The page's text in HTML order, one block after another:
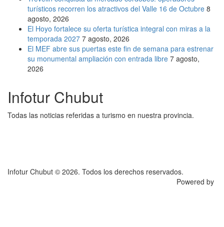
turísticos recorren los atractivos del Valle 16 de Octubre 8
agosto, 2026
El Hoyo fortalece su oferta turística integral con miras a la
temporada 2027 7 agosto, 2026
El MEF abre sus puertas este fin de semana para estrenar
su monumental ampliación con entrada libre 7 agosto,
2026
Infotur Chubut
Todas las noticias referidas a turismo en nuestra provincia.
Infotur Chubut © 2026. Todos los derechos reservados.
Powered by